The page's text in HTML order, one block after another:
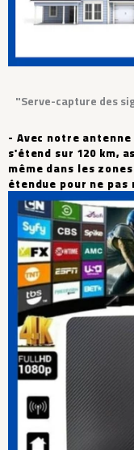
"Serve-capture des
- Avec notre
s'étend sur 120 km,
même dans les
étendue pour ne pas